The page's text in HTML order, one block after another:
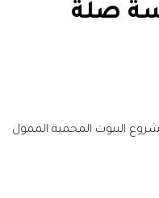
صلة
البيوت المحمية الممول